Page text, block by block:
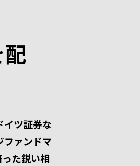
イツ証券な
ファンドマ
た鋭い相